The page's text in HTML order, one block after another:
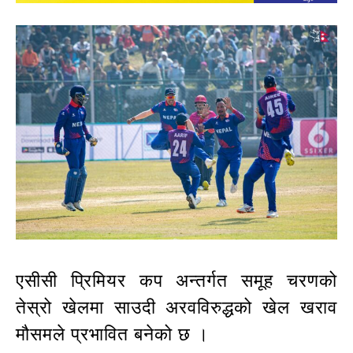
एसीसी प्रिमियर कप अन्तर्गत समूह चरणको
तेस्रो खेलमा साउदी अरवविरुद्धको खेल खराव
मौसमले प्रभावित बनेको छ ।